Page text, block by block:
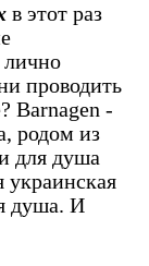
в этот раз
лично
проводить
Barnagen -
родом из
для душа
душа. И